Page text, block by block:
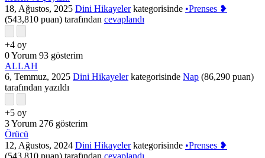
18, Ağustos, 2025 Dini Hikayelerkategorisinde •Prenses ❥
(543,810 puan) tarafından cevaplandı
+4 oy
0Yorum 93 gösterim
ALLAH
6, Temmuz, 2025 Dini Hikayelerkategorisinde Nap (86,290 puan)
tarafından yazıldı
+5 oy
3Yorum 276 gösterim
Örücü
12, Ağustos, 2024 Dini Hikayelerkategorisinde •Prenses ❥
(543,810 puan) tarafından cevaplandı